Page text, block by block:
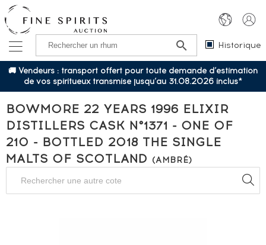
Historique
🚚 Vendeurs : transport offert pour toute demande d’estimation
de vos spiritueux transmise jusqu’au 31.08.2026 inclus*
BOWMORE 22 YEARS 1996 ELIXIR
DISTILLERS CASK N°1371 - ONE OF
210 - BOTTLED 2018 THE SINGLE
MALTS OF SCOTLAND (AMBRÉ)